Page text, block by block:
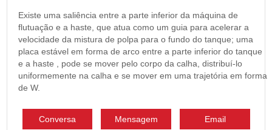
Existe uma saliência entre a parte inferior da máquina de
flutuação e a haste, que atua como um guia para acelerar a
velocidade da mistura de polpa para o fundo do tanque; uma
placa estável em forma de arco entre a parte inferior do tanque
e a haste , pode se mover pelo corpo da calha, distribuí-lo
uniformemente na calha e se mover em uma trajetória em forma
de W.
Conversa Mensagem Email